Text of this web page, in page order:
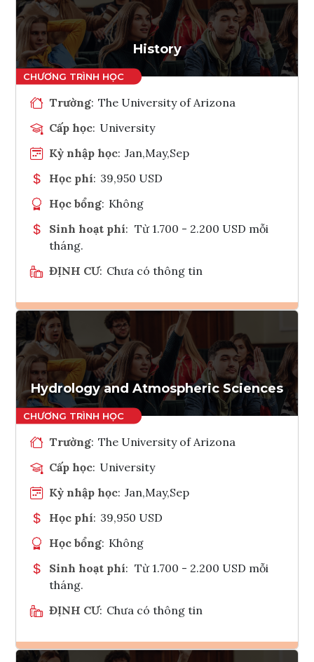
Tham vấn Interlink
History
Trường: The University of Arizona
Cấp học: University
Kỳ nhập học: Jan,May,Sep
Học phí: 39,950 USD
Học bổng: Không
Sinh hoạt phí: Từ 1.700 - 2.200 USD mỗi
tháng.
ĐỊNH CƯ: Chưa có thông tin
Ghi danh
Tham vấn Interlink
Hydrology and Atmospheric Sciences
Trường: The University of Arizona
Cấp học: University
Kỳ nhập học: Jan,May,Sep
Học phí: 39,950 USD
Học bổng: Không
Sinh hoạt phí: Từ 1.700 - 2.200 USD mỗi
tháng.
ĐỊNH CƯ: Chưa có thông tin